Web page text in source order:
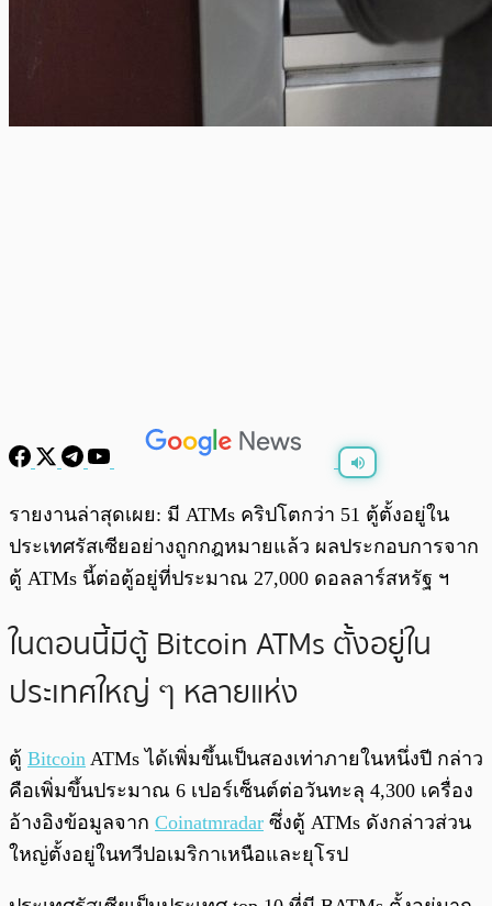
พร้อมเล่น 0:00 0:00
รายงานล่าสุดเผย: มี ATMs คริปโตกว่า 51 ตู้ตั้งอยู่ใน
ประเทศรัสเซียอย่างถูกกฎหมายแล้ว ผลประกอบการจาก
ตู้ ATMs นี้ต่อตู้อยู่ที่ประมาณ 27,000 ดอลลาร์สหรัฐ ฯ
ในตอนนี้มีตู้ Bitcoin ATMs ตั้งอยู่ใน
ประเทศใหญ่ ๆ หลายแห่ง
ตู้ Bitcoin ATMs ได้เพิ่มขึ้นเป็นสองเท่าภายในหนึ่งปี กล่าว
คือเพิ่มขึ้นประมาณ 6 เปอร์เซ็นต์ต่อวันทะลุ 4,300 เครื่อง
อ้างอิงข้อมูลจาก Coinatmradar ซึ่งตู้ ATMs ดังกล่าวส่วน
ใหญ่ตั้งอยู่ในทวีปอเมริกาเหนือและยุโรป